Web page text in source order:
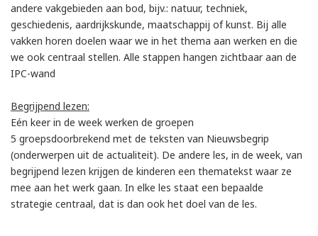
andere vakgebieden aan bod, bijv.: natuur, techniek,
geschiedenis, aardrijkskunde, maatschappij of kunst. Bij alle
vakken horen doelen waar we in het thema aan werken en die
we ook centraal stellen. Alle stappen hangen zichtbaar aan de
IPC-wand
Begrijpend lezen:
Eén keer in de week werken de groepen
5 groepsdoorbrekend met de teksten van Nieuwsbegrip
(onderwerpen uit de actualiteit). De andere les, in de week, van
begrijpend lezen krijgen de kinderen een thematekst waar ze
mee aan het werk gaan. In elke les staat een bepaalde
strategie centraal, dat is dan ook het doel van de les.